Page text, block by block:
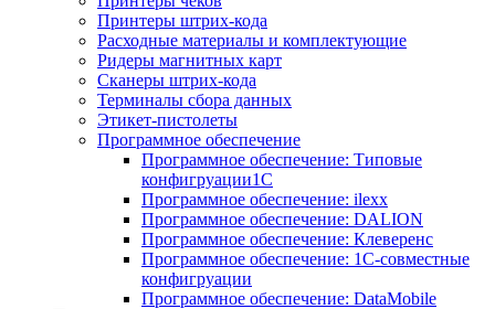
Принтеры штрих-кода
Расходные материалы и комплектующие
Ридеры магнитных карт
Сканеры штрих-кода
Терминалы сбора данных
Этикет-пистолеты
Программное обеспечение
Программное обеспечение: Типовые
конфигруации1С
Программное обеспечение: ilexx
Программное обеспечение: DALION
Программное обеспечение: Клеверенс
Программное обеспечение: 1С-совместные
конфигруации
Программное обеспечение: DataMobile